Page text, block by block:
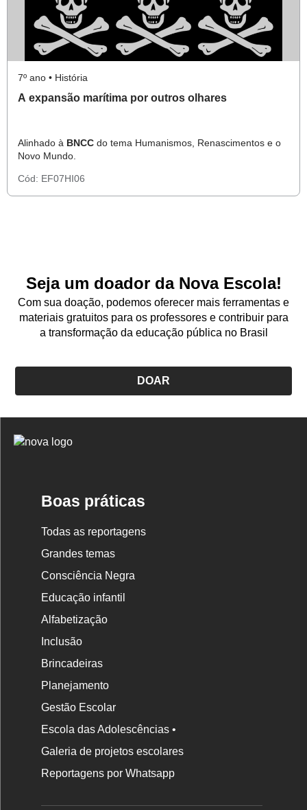
7º ano • História
A expansão marítima por outros olhares
Alinhado à BNCC do tema Humanismos, Renascimentos e o
Novo Mundo.
Cód: EF07HI06
Seja um doador da Nova Escola!
Com sua doação, podemos oferecer mais ferramentas e
materiais gratuitos para os professores e contribuir para
a transformação da educação pública no Brasil
DOAR
Logo
Boas práticas
Todas as reportagens
Grandes temas
Consciência Negra
Educação infantil
Alfabetização
Inclusão
Brincadeiras
Planejamento
Gestão Escolar
Escola das Adolescências •
Galeria de projetos escolares
Reportagens por Whatsapp